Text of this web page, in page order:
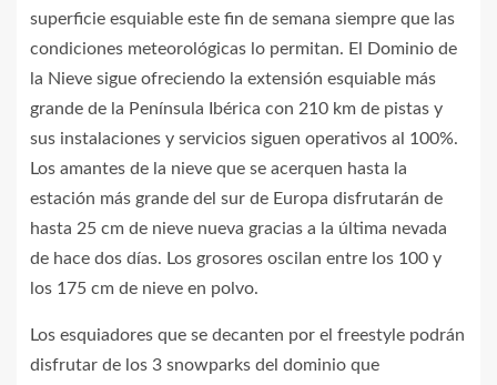
superficie esquiable este fin de semana siempre que las
condiciones meteorológicas lo permitan. El Dominio de
la Nieve sigue ofreciendo la extensión esquiable más
grande de la Península Ibérica con 210 km de pistas y
sus instalaciones y servicios siguen operativos al 100%.
Los amantes de la nieve que se acerquen hasta la
estación más grande del sur de Europa disfrutarán de
hasta 25 cm de nieve nueva gracias a la última nevada
de hace dos días. Los grosores oscilan entre los 100 y
los 175 cm de nieve en polvo.
Los esquiadores que se decanten por el freestyle podrán
disfrutar de los 3 snowparks del dominio que